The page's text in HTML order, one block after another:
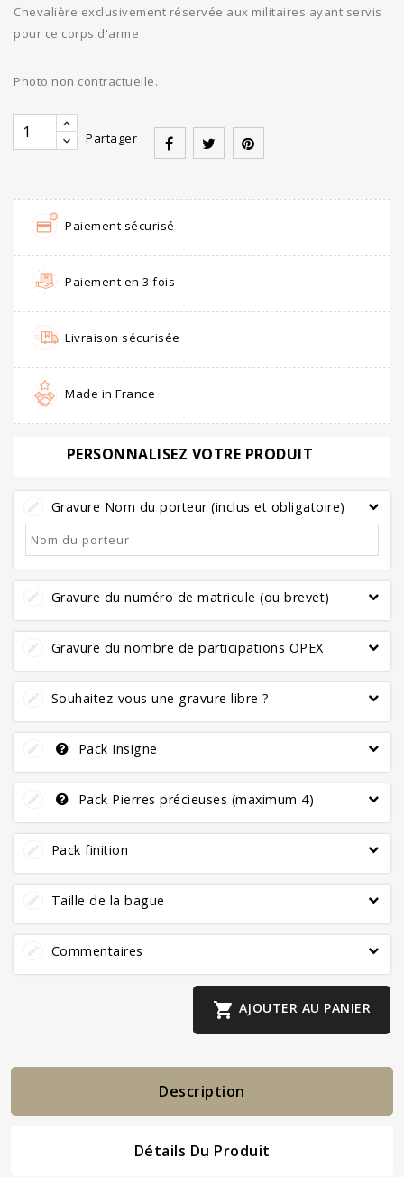
Chevalière exclusivement réservée aux militaires ayant servis
pour ce corps d'arme
Photo non contractuelle.
Partager
Paiement sécurisé
Paiement en 3 fois
Livraison sécurisée
Made in France
PERSONNALISEZ VOTRE PRODUIT
Gravure Nom du porteur (inclus et obligatoire)
Gravure du numéro de matricule (ou brevet)
Gravure du nombre de participations OPEX
Souhaitez-vous une gravure libre ?
Pack Insigne
Pack Pierres précieuses (maximum 4)
Pack finition
Taille de la bague
Commentaires
 AJOUTER AU PANIER
Description
Détails Du Produit